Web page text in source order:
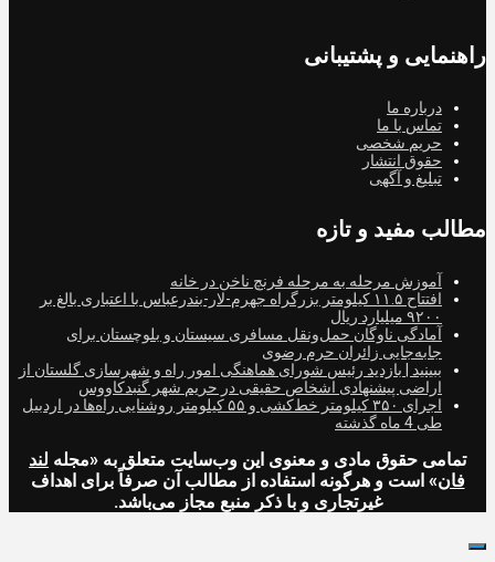
راهنمایی و پشتیبانی
درباره ما
تماس با ما
حریم شخصی
حقوق انتشار
تبلیغ و آگهی
مطالب مفید و تازه
آموزش مرحله به مرحله فرنچ ناخن در خانه
افتتاح ۱۱.۵ کیلومتر بزرگراه جهرم-لار-بندرعباس با اعتباری بالغ بر
۹۲۰۰ میلیارد ریال
آمادگی ناوگان حمل‌ونقل مسافری سیستان و بلوچستان برای
جابه‌جایی زائران حرم رضوی
ببینید | بازدید رئیس شورای هماهنگی امور راه و شهرسازی گلستان از
اراضی پیشنهادی اشخاص حقیقی در حریم شهر گنبدکاووس
اجرای ۳۵۰ کیلومتر خط‌کشی و ۵۵ کیلومتر روشنایی راه‌ها در اردبیل
طی 4 ماه گذشته
تمامی حقوق مادی و معنوی این وب‌سایت متعلق به «مجله لند
فان» است و هرگونه استفاده از مطالب آن صرفاً برای اهداف
غیرتجاری و با ذکر منبع مجاز می‌باشد.